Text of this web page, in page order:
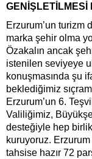
GENİŞLETİLMESİ
Erzurum’un turizm
marka şehir olma
Özakalın ancak
istenilen seviyeye
konuşmasında şu
beklediğimiz
Erzurum’un 6.
Valiliğimiz,
desteğiyle hep
kuruyoruz.
tahsise hazır 72